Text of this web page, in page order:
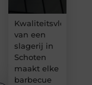
Kwaliteitsvlees
van een
slagerij in
Schoten
maakt elke
barbecue